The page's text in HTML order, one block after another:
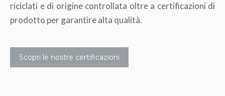
riciclati e di origine controllata oltre a certificazioni di
prodotto per garantire alta qualità.
Scopri le nostre certificazioni